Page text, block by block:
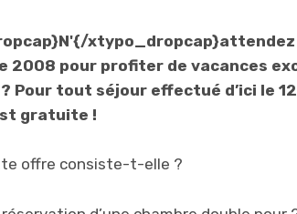
xtypo_dropcap}attendez
2008 pour profiter de vacances
Pour tout séjour effectué d’ici le
gratuite !
offre consiste-t-elle ?